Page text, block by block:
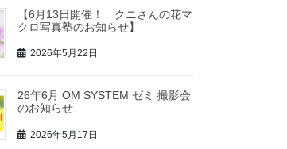
【6月13日開催！ クニさんの花マ
クロ写真塾のお知らせ】
2026年5月22日
26年6月 OM SYSTEM ゼミ 撮影会
のお知らせ
2026年5月17日